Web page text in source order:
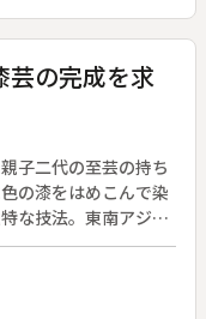
ス問題などリポート
の完成を求
子二代の至芸の持ち
の漆をはめこんで染
な技法。東南アジア
覚に合わせ、次々と
っていく。色鮮やか
』の、半年をかけた